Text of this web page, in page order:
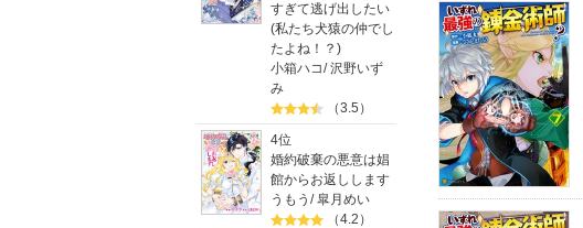
すぎて逃げ出したい
(私たち犬猿の仲でし
たよね！？)
小箱ハコ/沢野いず
み
（3.5）
4位
婚約破棄の悪意は娼
館からお返しします
うもう /皐月めい
（4.2）